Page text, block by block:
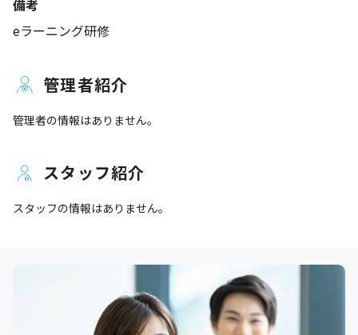
備考
eラーニング研修
管理者紹介
管理者の情報はありません。
スタッフ紹介
スタッフの情報はありません。